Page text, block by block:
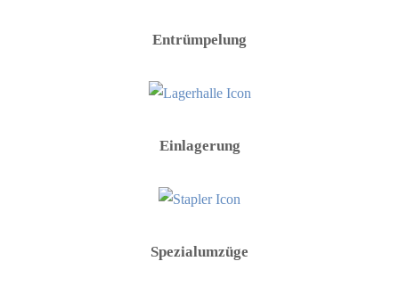
Entrümpelung
Einlagerung
Spezialumzüge